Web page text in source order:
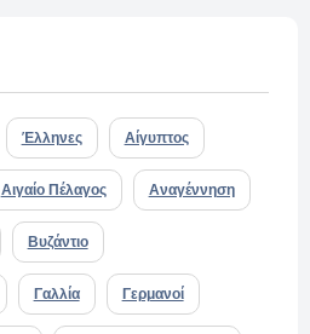
Έλληνες Αίγυπτος
Αιγαίο Πέλαγος Αναγέννηση
Βυζάντιο
Γαλλία Γερμανοί